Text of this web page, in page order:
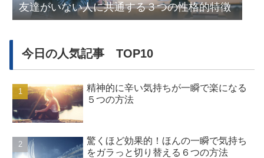
友達がいない人に共通する３つの性格的特徴
今日の人気記事 TOP10
精神的に辛い気持ちが一瞬で楽になる
５つの方法
驚くほど効果的！ほんの一瞬で気持ち
をガラっと切り替える６つの方法